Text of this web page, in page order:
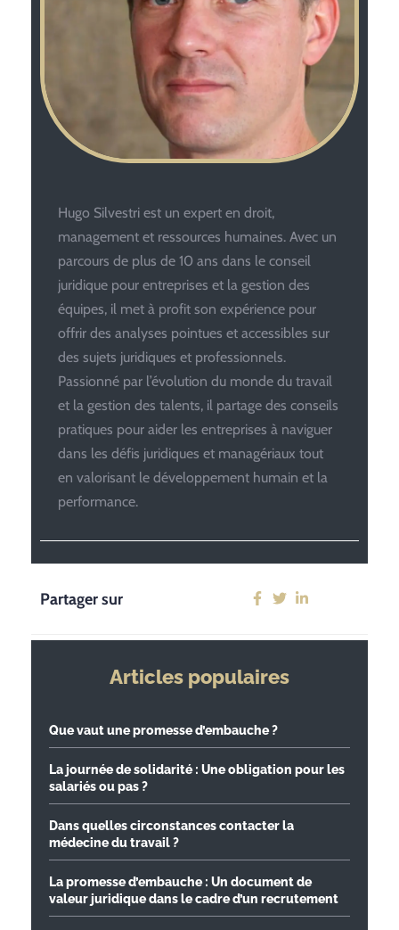
Hugo Silvestri est un expert en droit,
management et ressources humaines. Avec un
parcours de plus de 10 ans dans le conseil
juridique pour entreprises et la gestion des
équipes, il met à profit son expérience pour
offrir des analyses pointues et accessibles sur
des sujets juridiques et professionnels.
Passionné par l’évolution du monde du travail
et la gestion des talents, il partage des conseils
pratiques pour aider les entreprises à naviguer
dans les défis juridiques et managériaux tout
en valorisant le développement humain et la
performance.
Partager sur
Articles populaires
Que vaut une promesse d’embauche ?
La journée de solidarité : Une obligation pour les
salariés ou pas ?
Dans quelles circonstances contacter la
médecine du travail ?
La promesse d’embauche : Un document de
valeur juridique dans le cadre d’un recrutement